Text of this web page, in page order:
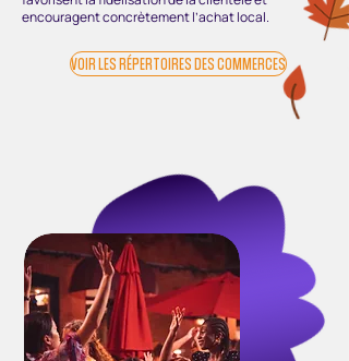
encouragent concrètement l’achat local.
VOIR LES RÉPERTOIRES DES COMMERCES